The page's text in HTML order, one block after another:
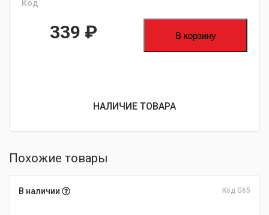
Код
339 ₽ В корзину
НАЛИЧИЕ ТОВАРА
Похожие товары
В наличии Код G65